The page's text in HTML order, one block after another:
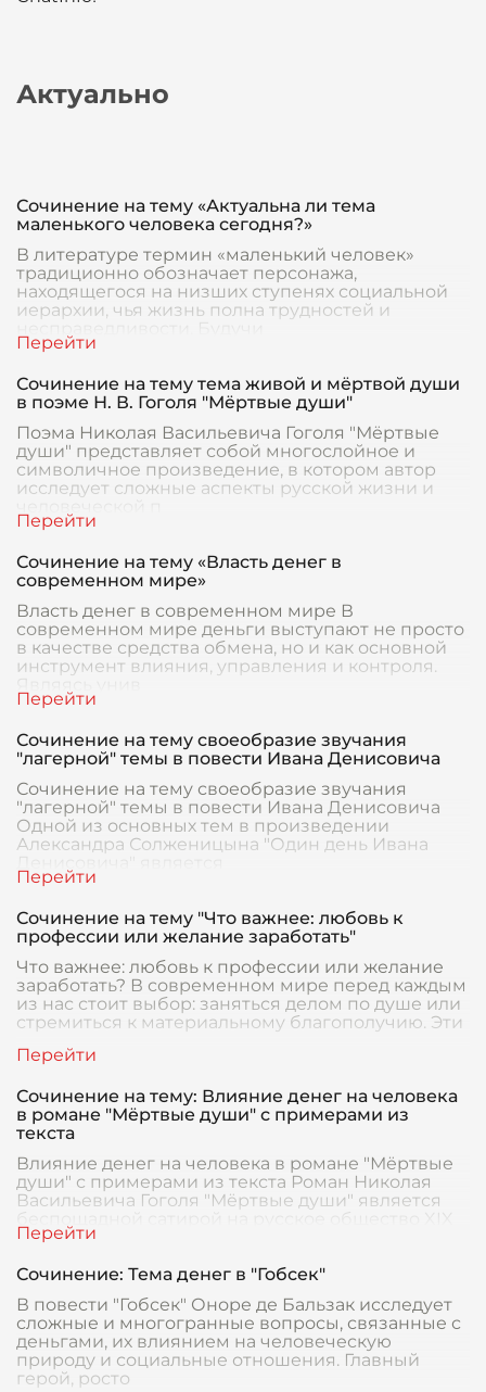
Актуально
Сочинение на тему «Актуальна ли тема
маленького человека сегодня?»
В литературе термин «маленький человек»
традиционно обозначает персонажа,
находящегося на низших ступенях социальной
иерархии, чья жизнь полна трудностей и
несправедливости. Будучи
Сочинение на тему тема живой и мёртвой души
в поэме Н. В. Гоголя "Мёртвые души"
Поэма Николая Васильевича Гоголя "Мёртвые
души" представляет собой многослойное и
символичное произведение, в котором автор
исследует сложные аспекты русской жизни и
Сочинение на тему «Власть денег в
современном мире»
Власть денег в современном мире В
современном мире деньги выступают не просто
в качестве средства обмена, но и как основной
инструмент влияния, управления и контроля.
Являясь унив
Сочинение на тему своеобразие звучания
"лагерной" темы в повести Ивана Денисовича
Сочинение на тему своеобразие звучания
"лагерной" темы в повести Ивана Денисовича
Одной из основных тем в произведении
Александра Солженицына "Один день Ивана
Денисовича" является
Сочинение на тему "Что важнее: любовь к
профессии или желание заработать"
Что важнее: любовь к профессии или желание
заработать? В современном мире перед каждым
из нас стоит выбор: заняться делом по душе или
стремиться к материальному благополучию. Эти
Сочинение на тему: Влияние денег на человека
в романе "Мёртвые души" с примерами из
текста
Влияние денег на человека в романе "Мёртвые
души" с примерами из текста Роман Николая
Васильевича Гоголя "Мёртвые души" является
беспощадной сатирой на русское общество XIX
века,
Сочинение: Тема денег в "Гобсек"
В повести "Гобсек" Оноре де Бальзак исследует
сложные и многогранные вопросы, связанные с
деньгами, их влиянием на человеческую
природу и социальные отношения. Главный
герой, росто